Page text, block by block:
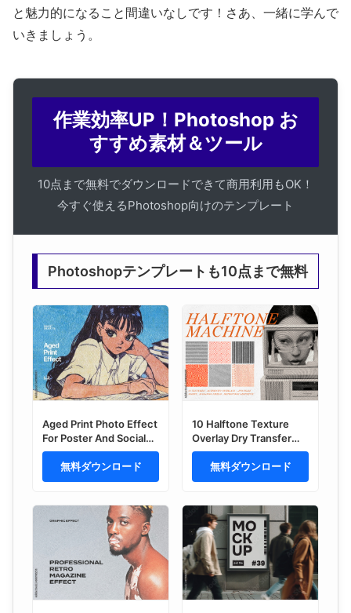
と魅力的になること間違いなしです！さあ、一緒に学んで
いきましょう。
作業効率UP！Photoshop お
すすめ素材＆ツール
10点まで無料でダウンロードできて商用利用もOK！
今すぐ使えるPhotoshop向けのテンプレート
Photoshopテンプレートも10点まで無料
Aged Print Photo Effect
For Poster And Social
Media Design
無料ダウンロード
10 Halftone Texture
Overlay Dry Transfer
Effect
無料ダウンロード